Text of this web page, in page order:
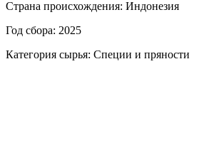
Страна происхождения: Индонезия
Год сбора: 2025
Категория сырья: Специи и пряности